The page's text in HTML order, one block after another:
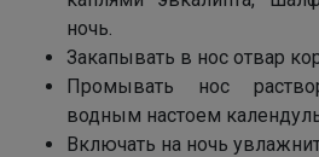
ночь.
Закапывать в нос отвар
Промывать нос
водным настоем
Включать на ночь